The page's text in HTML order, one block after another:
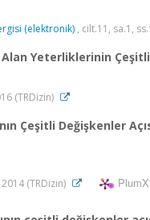
(elektronik) , cilt.11, sa.1,
Yeterliklerinin
(TRDizin)
Çeşitli Değişkenler
(TRDizin)